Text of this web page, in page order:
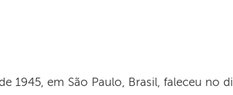
1945, em São Paulo, Brasil, faleceu no